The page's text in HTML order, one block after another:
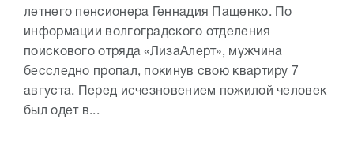
летнего пенсионера Геннадия Пащенко. По
информации волгоградского отделения
поискового отряда «ЛизаАлерт», мужчина
бесследно пропал, покинув свою квартиру 7
августа. Перед исчезновением пожилой человек
был одет в...